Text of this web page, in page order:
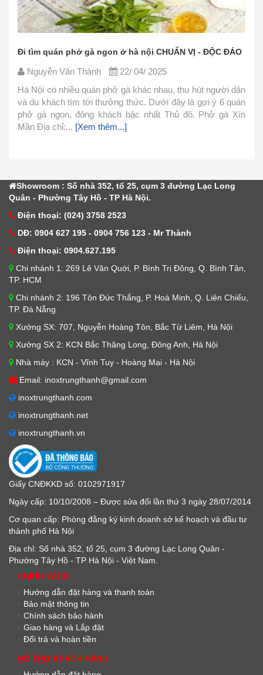
VỊ - ĐỘC ĐÁO
thu hút người dân
đây là gợi ý 6 quán
Thủ đô. Phở gà Xín
Các nguyên liệu nấu phở bò đơn
CHUẨN
Nguyễn Văn Thành
22/ 04/ 2025
Phở là món ăn thơm ngon nhưng
cách chế biến. Hôm nay mình xin
đơn giản này và cùng vào bếp làm
Showroom : Số nhà 352, tổ 25, cụm 3 đường Lạc Long
Quân - Phường Tây Hồ - TP Hà Nội.
Điện thoại: (024) 3758 2523
DĐ: 0904 627 195 - 0904 756 123 - Mr Thành
Điện thoại: 0904.627.195
Chi nhánh 1: 269 Lê Văn Quới, P. Bình Trị Đông, Q. Bình Tân,
TP. HCM
Chi nhánh 2: 196 Tôn Đức Thắng, P. Hoà Minh, Q. Liên Chiểu,
TP. Đà Nẵng
Xưởng SX: 707, Nguyễn Hoàng Tôn, Bắc Từ Liêm, Hà Nội
Xưởng SX 2: KCN Bắc Thăng Long, Đông Anh, Hà Nội
Nhà máy : KCN - Vĩnh Tuy - Hoàng Mại - Hà Nội
Email: inoxtrungthanh@gmail.com
inoxtrungthanh.com
inoxtrungthanh.net
inoxtrungthanh.vn
Giấy CNĐKKD số: 0102971917
Ngày cấp: 10/10/2008 – Được sửa đổi lần thứ 3 ngày 28/07/2014
Cơ quan cấp: Phòng đằng ký kinh doanh sở kế hoạch và đầu tư
thành phố Hà Nội
Địa chỉ: Số nhà 352, tổ 25, cụm 3 đường Lạc Long Quân -
Phường Tây Hồ - TP Hà Nội - Việt Nam.
CHÍNH SÁCH
Hướng dẫn đặt hàng và thanh toán
Bảo mật thông tin
Chính sách bảo hành
Giao hàng và Lắp đặt
Đổi trả và hoàn tiền
HỖ TRỢ KHÁCH HÀNG